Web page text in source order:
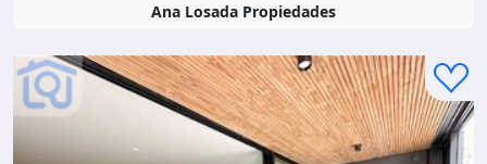
Ana Losada Propiedades